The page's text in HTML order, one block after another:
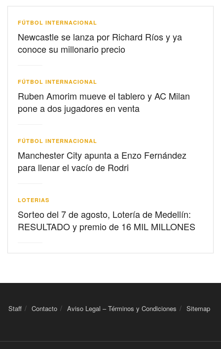
FÚTBOL INTERNACIONAL
Newcastle se lanza por Richard Ríos y ya
conoce su millonario precio
FÚTBOL INTERNACIONAL
Ruben Amorim mueve el tablero y AC Milan
pone a dos jugadores en venta
FÚTBOL INTERNACIONAL
Manchester City apunta a Enzo Fernández
para llenar el vacío de Rodri
LOTERIAS
Sorteo del 7 de agosto, Lotería de Medellín:
RESULTADO y premio de 16 MIL MILLONES
Staff Contacto Aviso Legal – Términos y Condiciones Sitemap